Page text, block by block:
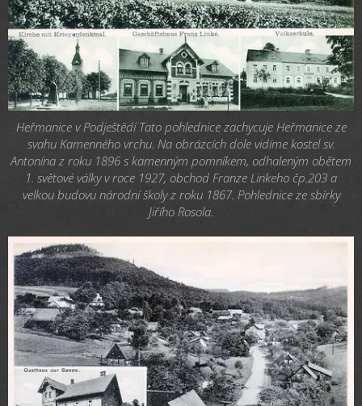
Heřmanice v Podještědí Tato pohlednice zachycuje Heřmanice ze
svahu Kamenného vrchu. Na obrázcích dole vidíme kostel sv.
Antonína z roku 1896 s kamenným pomníkem, odhaleným obětem
1. světové války v roce 1927, obchod Franze Linkeho čp.203 a
velkou budovu národní školy z roku 1867. Pohlednice ze sbírky
Jiřího Rosola.